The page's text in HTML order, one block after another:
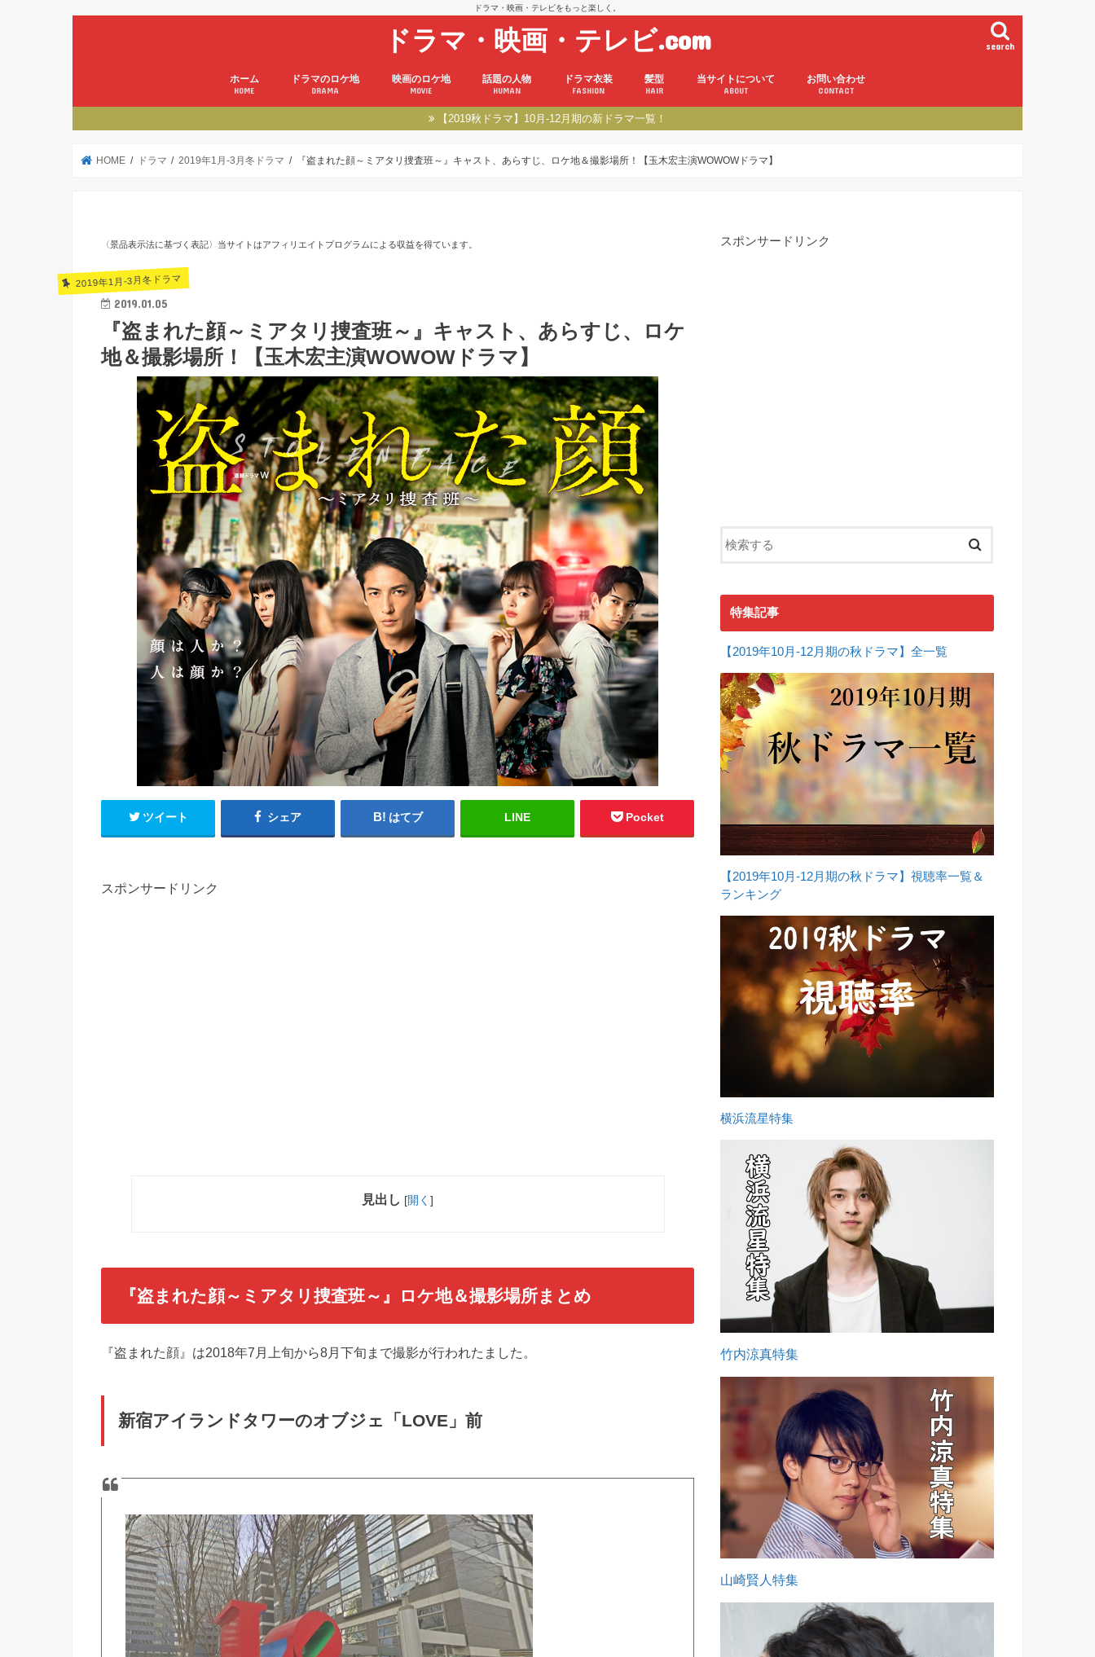
ドラマ・映画・テレビをもっと楽しく。
ドラマ・映画・テレビ.com search
ホーム
HOME
ドラマのロケ地
DRAMA
映画のロケ地
MOVIE
話題の人物
HUMAN
ドラマ衣装
FASHION
髪型
HAIR
当サイトについて
ABOUT
お問い合わせ
CONTACT
【2019秋ドラマ】10月-12月期の新ドラマ一覧！
HOME ドラマ 2019年1月-3月冬ドラマ 『盗まれた顔～ミアタリ捜査班～』キャスト、あらすじ、ロケ地＆撮影場所！【玉木宏主演WOWOWドラマ】
〈景品表示法に基づく表記〉当サイトはアフィリエイトプログラムによる収益を得ています。
2019年1月-3月冬ドラマ
2019.01.05
『盗まれた顔～ミアタリ捜査班～』キャスト、あらすじ、ロケ
地＆撮影場所！【玉木宏主演WOWOWドラマ】
ツイート シェア はてブ LINE Pocket
スポンサードリンク
見出し [開く ]
『盗まれた顔～ミアタリ捜査班～』ロケ地＆撮影場所まとめ
『盗まれた顔』は2018年7月上旬から8月下旬まで撮影が行われたました。
新宿アイランドタワーのオブジェ「LOVE」前
スポンサードリンク
特集記事
【2019年10月-12月期の秋ドラマ】全一覧
【2019年10月-12月期の秋ドラマ】視聴率一覧＆
ランキング
横浜流星特集
竹内涼真特集
山崎賢人特集